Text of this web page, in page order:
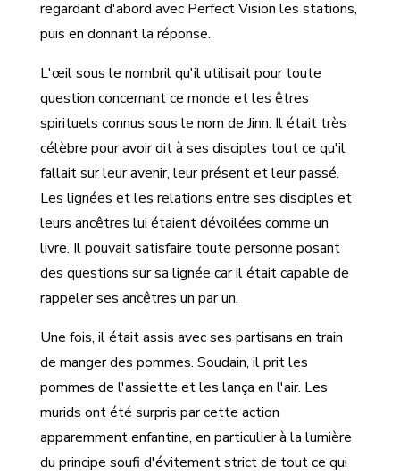
regardant d'abord avec Perfect Vision les stations,
puis en donnant la réponse.
L'œil sous le nombril qu'il utilisait pour toute
question concernant ce monde et les êtres
spirituels connus sous le nom de Jinn. Il était très
célèbre pour avoir dit à ses disciples tout ce qu'il
fallait sur leur avenir, leur présent et leur passé.
Les lignées et les relations entre ses disciples et
leurs ancêtres lui étaient dévoilées comme un
livre. Il pouvait satisfaire toute personne posant
des questions sur sa lignée car il était capable de
rappeler ses ancêtres un par un.
Une fois, il était assis avec ses partisans en train
de manger des pommes. Soudain, il prit les
pommes de l'assiette et les lança en l'air. Les
murids ont été surpris par cette action
apparemment enfantine, en particulier à la lumière
du principe soufi d'évitement strict de tout ce qui